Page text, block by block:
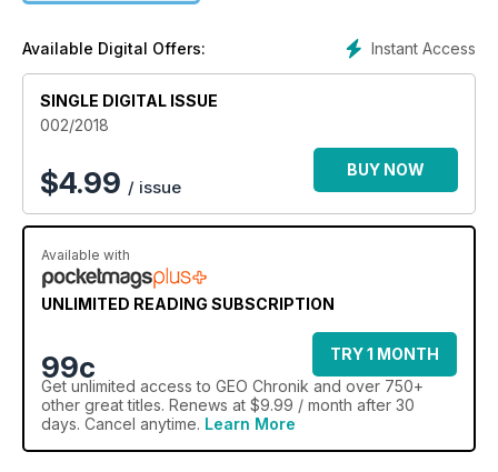
Instant Access
Available Digital Offers:
SINGLE DIGITAL ISSUE
002/2018
$4.99 / issue
BUY NOW
Available with
UNLIMITED READING SUBSCRIPTION
99c
TRY 1 MONTH
Get unlimited access to GEO Chronik and over 750+
other great titles. Renews at $9.99 / month after 30
days. Cancel anytime. Learn More